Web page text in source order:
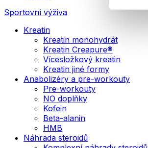
Sportovní výživa
Kreatin
Kreatin monohydrát
Kreatin Creapure®
Vícesložkový kreatin
Kreatin jiné formy
Anabolizéry a pre-workouty
Pre-workouty
NO doplňky
Kofein
Beta-alanin
HMB
Náhrada steroidů